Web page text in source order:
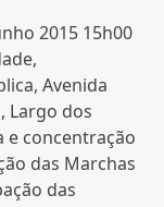
2015 15h00
Avenida
Largo dos
e concentração
das Marchas
das